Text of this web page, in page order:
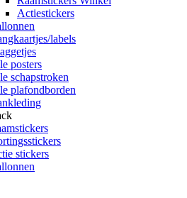
Actiestickers
labels
posters
schapstroken
plafondborden
stickers